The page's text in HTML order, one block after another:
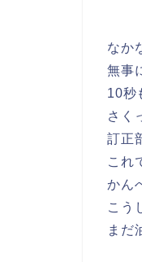
なか
無事
10秒
さく
訂正
これ
かん
こう
まだ